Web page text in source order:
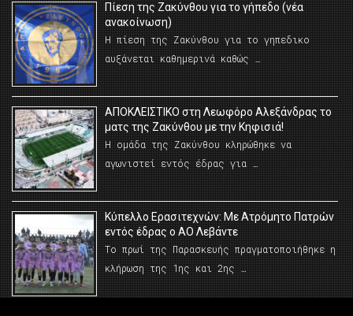
Πίεση της Ζακύνθου για το γήπεδο (νέα
ανακοίνωση)
Η πίεση της Ζακύνθου για το γηπεδικο
αυξάνεται καθημερινά καθώς …
AΠΟΚΛΕΙΣΤΙΚΟ στη Λεωφόρο Αλεξάνδρας το
ματς της Ζακύνθου με την Κηφισιά!
Η ομάδα της Ζακύνθου κληρώθηκε να
αγωνιστεί εντός έδρας για …
Κύπελλο Ερασιτεχνών: Με Ατρόμητο Πατρών
εντός έδρας ο ΑΟ Λεβάντε
Το πρωί της Παρασκευής πραγματοποιήθηκε η
κλήρωση της 1ης και 2ης …